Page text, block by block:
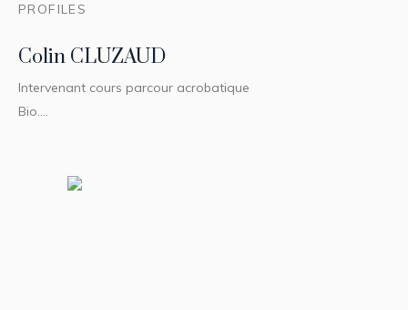
PROFILES
Colin CLUZAUD
Intervenant cours parcour acrobatique
Bio....